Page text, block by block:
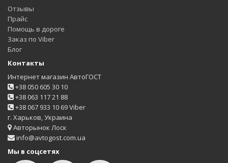
Отзывы
Прайс
Помощь в дороге
Заказ по Viber
Блог
Контакты
Интернет магазин АвтоГОСТ
+38 050 605 30 10
+38 063 117 21 88
+38 067 933 10 69 Viber
г. Харьков, Украина
Авторынок Лоск
info@avtogost.com.ua
Мы в соцсетях